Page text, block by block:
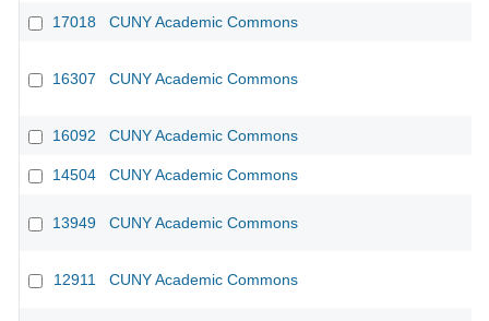
17018 CUNY Academic Commons
16307 CUNY Academic Commons
16092 CUNY Academic Commons
14504 CUNY Academic Commons
13949 CUNY Academic Commons
12911 CUNY Academic Commons